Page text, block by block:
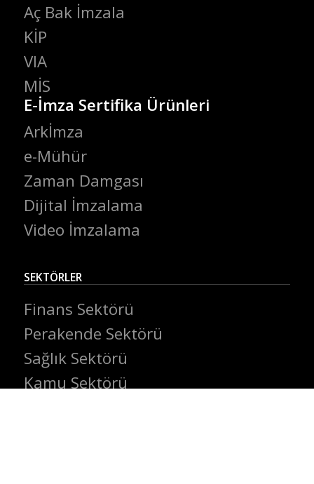
Aç Bak İmzala
KİP
VIA
MİS
E-İmza Sertifika Ürünleri
Arkİmza
e-Mühür
Zaman Damgası
Dijital İmzalama
Video İmzalama
SEKTÖRLER
Finans Sektörü
Perakende Sektörü
Sağlık Sektörü
Kamu Sektörü